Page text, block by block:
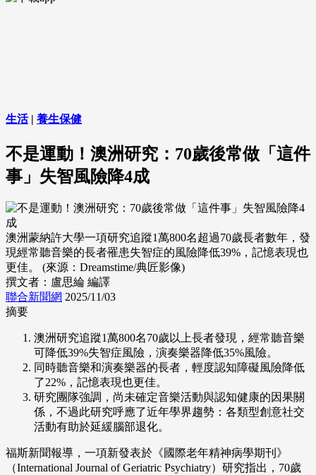
生活| 養生保健
不是運動！澳洲研究：70歲後常做「這件
事」失智風險降4成
澳洲蒙納許大學一項研究追蹤1萬800名超過70歲長者數年，發
現經常聽音樂的長者罹患失智症的風險降低39%，記憶表現也
更佳。 (來源：Dreamstime/典匠影像)
撰文者：盧思綸 編譯
聯合新聞網 2025/11/03
摘要
澳洲研究追蹤1萬800名70歲以上長者發現，經常聽音樂
可降低39%失智症風險，演奏樂器降低35%風險。
同時聽音樂和演奏樂器的長者，輕度認知障礙風險降低
了22%，記憶表現也更佳。
研究團隊強調，尚未確定音樂活動與認知健康的因果關
係，不過此研究呼應了近年學界趨勢：各類型創意社交
活動有助於延緩腦部退化。
福斯新聞報導，一項新發表於《國際老年精神病學期刊》
（International Journal of Geriatric Psychiatry）研究指出，70歲